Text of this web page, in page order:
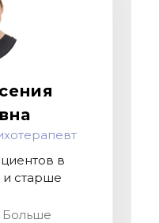
в
и старше
Больше